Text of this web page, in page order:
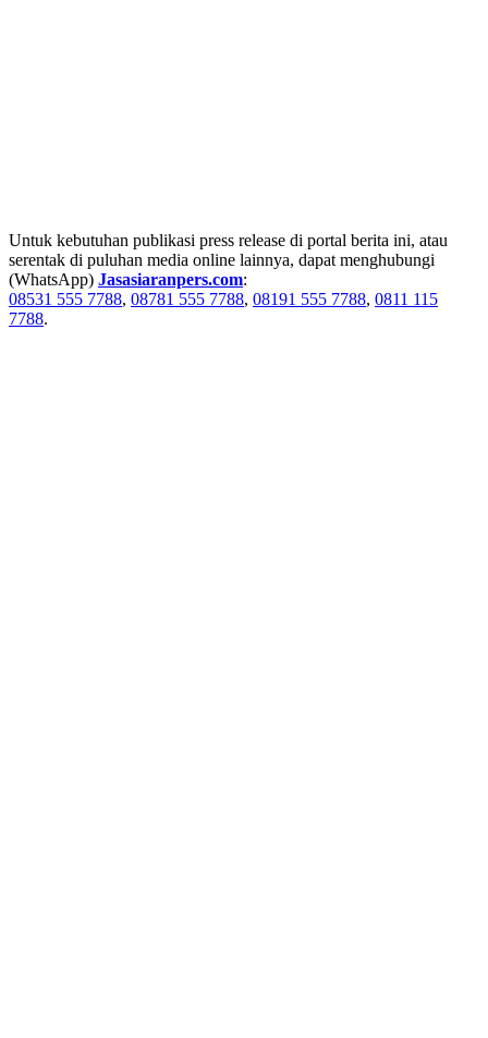
Untuk kebutuhan publikasi press release di portal berita ini, atau
serentak di puluhan media online lainnya, dapat menghubungi
(WhatsApp) Jasasiaranpers.com:
08531 555 7788, 08781 555 7788, 08191 555 7788, 0811 115
7788.